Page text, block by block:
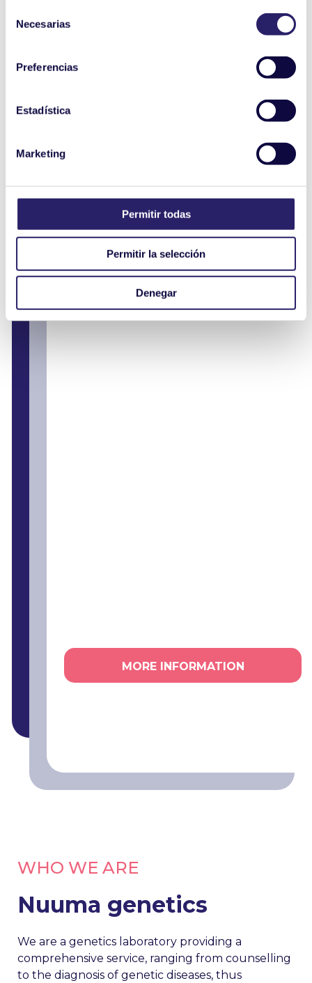
Necesarias
Preferencias
Estadística
Marketing
Permitir todas
Permitir la selección
Denegar
MORE INFORMATION
WHO WE ARE
Nuuma genetics
We are a genetics laboratory providing a
comprehensive service, ranging from counselling
to the diagnosis of genetic diseases, thus